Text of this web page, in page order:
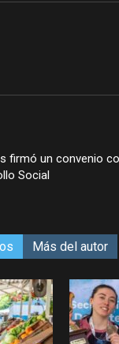
firmó un convenio
Social
Más del autor